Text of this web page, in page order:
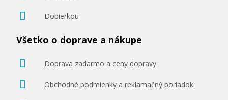
86,90 €
Dobierkou
Všetko o doprave a nákupe
Doprava zadarmo a ceny dopravy
Obchodné podmienky a reklamačný poriadok